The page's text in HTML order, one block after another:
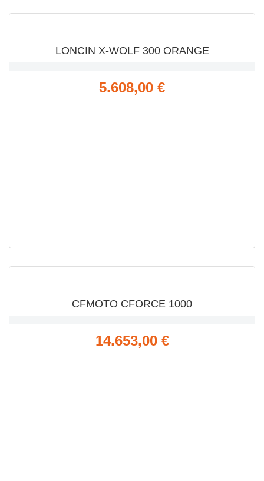
LONCIN X-WOLF 300 ORANGE
Precio
5.608,00 €
VISTA RÁPIDA
CFMOTO CFORCE 1000
Precio
14.653,00 €